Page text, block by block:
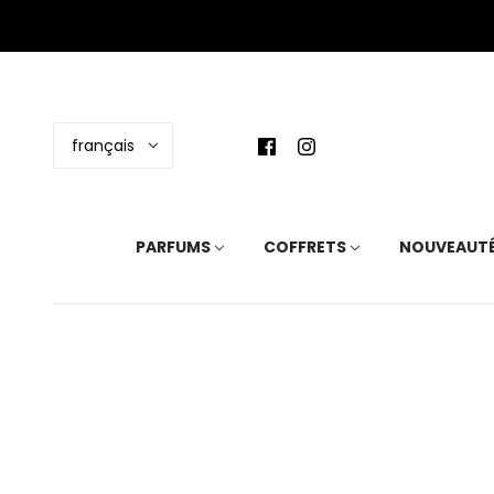
français
PARFUMS COFFRETS